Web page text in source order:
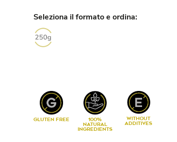
Seleziona il formato e ordina:
GLUTEN FREE 100%
NATURAL
INGREDIENTS
WITHOUT
ADDITIVES